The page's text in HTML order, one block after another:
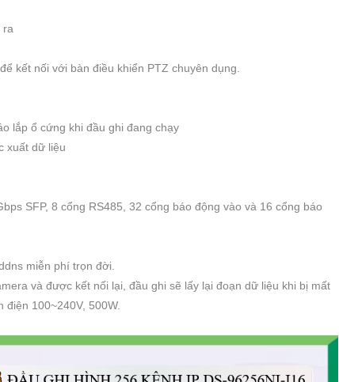
ra
kết nối với bàn điều khiển PTZ chuyên dụng.
lắp ổ cứng khi đầu ghi đang chạy
xuất dữ liệu
SFP, 8 cổng RS485, 32 cổng báo động vào và 16 cổng báo
miễn phí trọn đời.
và được kết nối lại, đầu ghi sẽ lấy lại đoạn dữ liệu khi bị mất
100~240V, 500W.